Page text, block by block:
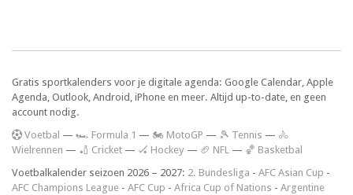
Gratis sportkalenders voor je digitale agenda: Google Calendar, Apple
Agenda, Outlook, Android, iPhone en meer. Altijd up-to-date, en geen
account nodig.
Voetbal — 🏎️ Formula 1 — 🏍 MotoGP — 🎾 Tennis — 🚴
Wielrennen — 🏏 Cricket — 🏑 Hockey — 🏈 NFL — 🏀 Basketbal
Voetbalkalender seizoen 2026 – 2027: 2. Bundesliga - AFC Asian Cup -
AFC Champions League - AFC Cup - Africa Cup of Nations - Argentine